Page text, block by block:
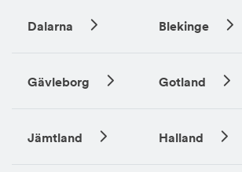
Dalarna
Gävleborg
Jämtland
Blekinge
Gotland
Halland